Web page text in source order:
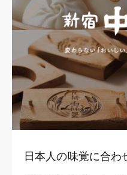
日本人の味覚に合わ